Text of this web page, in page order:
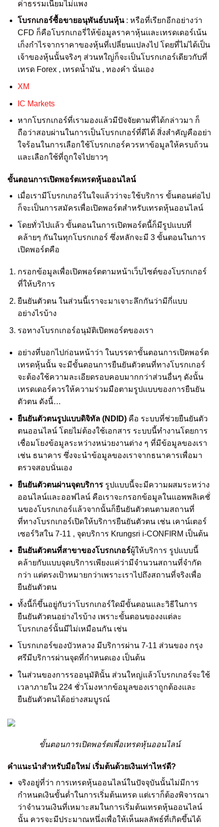
ค่าธรรมเนียมไม่แพง
โบรกเกอร์ซื้อขายอนุพันธ์บนหุ้น: หรือที่เรียกอีกอย่างว่า
CFD ก็คือโบรกเกอรี่ให้ข้อมูลราคาหุ้นและเทรดเดอร์เน้น
เก็งกำไรจากราคาของหุ้นที่เปลี่ยนแปลงไป โดยที่ไม่ได้เป็น
เจ้าของหุ้นนั้นจริงๆ ส่วนหใญ่ก็จะเป็นโบรกเกอร์เดียวกับที่
เทรด Forex , เทรดน้ำมัน , ทองคำ นั่นเอง
XM
IC Markets
หากโบรกเกอร์ที่เรามองแล้วมีปัจจัยตามที่ได้กล่าวมา ก็
ถือว่าสอบผ่านในการเป็นโบรกเกอร์ที่ดีได้ สิ่งสำคัญคืออย่า
ใจร้อนในการเลือกใช้โบรกเกอร์ควรหาข้อมูลให้ครบถ้วน
และเลือกใช้ที่ถูกใจไปยาวๆ
ขั้นตอนการเปิดพอร์ตเทรดหุ้นออนไลน์
เมื่อเรามีโบรกเกอร์ในใจแล้วว่าจะใช้บริการ ขั้นตอนต่อไป
ก็จะเป็นการสมัครเพื่อเปิดพอร์ตสำหรับเทรดหุ้นออนไลน์
โดยทั่วไปแล้ว ขั้นตอนในการเปิดพอร์ตนี้ก็มีรูปแบบที่
คล้ายๆ กันในทุกโบรกเกอร์ ซึ่งหลักจะมี 3 ขั้นตอนในการ
เปิดพอร์ตคือ
กรอกข้อมูลเพื่อเปิดพอร์ตตามหน้าเว็บไซต์ของโบรกเกอร์
ที่ให้บริการ
ยืนยันตัวตน ในส่วนนี้เราจะมาเจาะลึกกันว่ามีกี่แบบ
อย่างไรบ้าง
รอทางโบรกเกอร์อนุมัติเปิดพอร์ตของเรา
อย่างที่บอกไปก่อนหน้าว่า ในบรรดาขั้นตอนการเปิดพอร์ต
เทรดหุ้นนั้น จะมีขั้นตอนการยืนยันตัวตนที่ทางโบรกเกอร์
จะต้องใช้ความละเอียดรอบคอบมากกว่าส่วนอื่นๆ ดังนั้น
เทรดเดอร์ควรให้ความร่วมมือตามรูปแบบของการยืนยัน
ตัวตน ดังนี้…
ยืนยันตัวตนรูปแบบดิจิทัล (NDID)คือ ระบบที่ช่วยยืนยันตัว
ตนออนไลน์ โดยไม่ต้องใช้เอกสาร ระบบนี้ทำงานโดยการ
เชื่อมโยงข้อมูลระหว่างหน่วยงานต่าง ๆ ที่มีข้อมูลของเรา
เช่น ธนาคาร ซึ่งจะนำข้อมูลของเราจากธนาคารเพื่อมา
ตรวจสอบนั่นเอง
ยืนยันตัวตนผ่านจุดบริการรูปแบบนี้จะมีความผสมระหว่าง
ออนไลน์และออฟไลน์ คือเราจะกรอกข้อมูลในแอพพลิเคชั่
นของโบรกเกอร์แล้วจากนั้นก็ยืนยันตัวตนตามสถานที่
ที่ทางโบรกเกอร์เปิดให้บริการยืนยันตัวตน เช่น เคาน์เตอร์
เซอร์วิสใน 7-11 , จุดบริการ Krungsri i-CONFIRM เป็นต้น
ยืนยันตัวตนที่สาขาของโบรกเกอร์ผู้ให้บริการ รูปแบบนี้
คล้ายกับแบบจุดบริการเพียงแค่ว่ามีจำนวนสถานที่จำกัด
กว่า แต่ตรงเป้าหมายกว่าเพราะเราไปถึงสถานที่จริงเพื่อ
ยืนยันตัวตน
ทั้งนี้ก็ขึ้นอยู่กับว่าโบรกเกอร์ใดมีขั้นตอนและวิธีในการ
ยืนยันตัวตนอย่างไรบ้าง เพราะขั้นตอนของงแต่ละ
โบรกเกอร์นั้นมีไม่เหมือนกัน เช่น
โบรกเกอร์ของบัวหลวง มีบริการผ่าน 7-11 ส่วนของ กรุง
ศรีมีบริการผ่านจุดที่กำหนดเอง เป็นต้น
ในส่วนของการรออนุมัตินั้น ส่วนใหญ่แล้วโบรกเกอร์จะใช้
เวลาภายใน 224 ชั่วโมงหากข้อมูลของเราถูกต้องและ
ยืนยันตัวตนได้อย่างสมบูรณ์
ขั้นตอนการเปิดพอร์ตเพื่อเทรดหุ้นออนไลน์
คำแนะนำสำหรับมือใหม่ เริ่มต้นด้วยเงินเท่าไหร่ดี?
จริงอยู่ที่ว่า การเทรดหุ้นออนไลน์ในปัจจุบันนั้นไม่มีการ
กำหนดเงินขั้นต่ำในการเริ่มต้นเทรด แต่เราก็ต้องพิจารณา
ว่าจำนวนเงินที่เหมาะสมในการเริ่มต้นเทรดหุ้นออนไลน์
นั้น ควรจะมีประมาณหนึ่งเพื่อให้เห็นผลลัพธ์ที่เกิดขึ้นได้